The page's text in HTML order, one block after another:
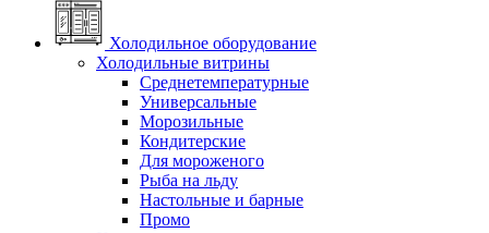
Холодильное оборудование
Холодильные витрины
Среднетемпературные
Универсальные
Морозильные
Кондитерские
Для мороженого
Рыба на льду
Настольные и барные
Промо